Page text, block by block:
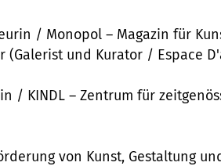
/ Monopol – Magazin für
(Galerist und Kurator / Espace
/ KINDL – Zentrum für
von Kunst, Gestaltung